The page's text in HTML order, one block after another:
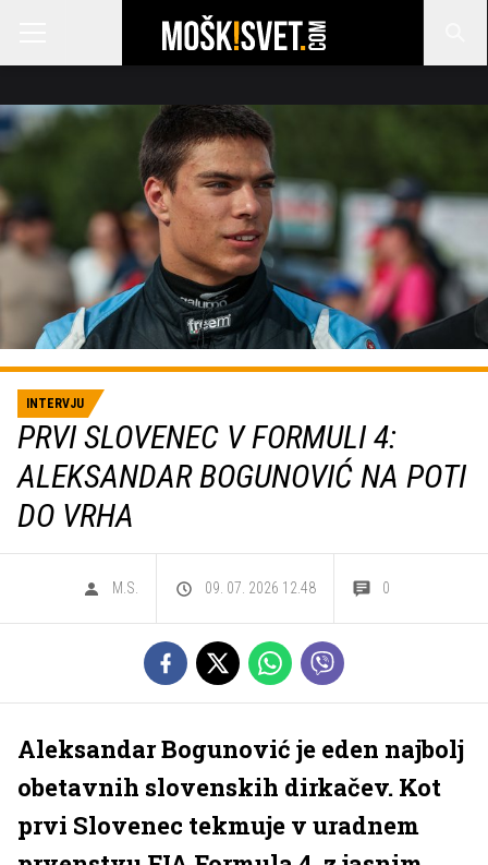
INTERVJU
PRVI SLOVENEC V FORMULI 4:
ALEKSANDAR BOGUNOVIĆ NA POTI
DO VRHA
M.S. 09. 07. 2026 12.48 0
Aleksandar Bogunović je eden najbolj
obetavnih slovenskih dirkačev. Kot
prvi Slovenec tekmuje v uradnem